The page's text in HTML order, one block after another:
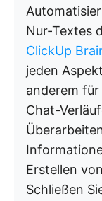
Nur-Textes
ClickUp
jeden
anderem
Chat-
Erstellen
Schließen